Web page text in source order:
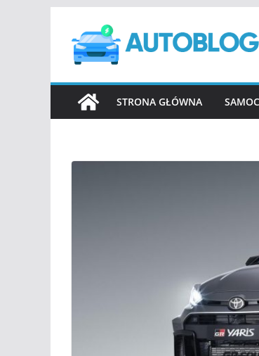
treści
STRONA GŁÓWNA